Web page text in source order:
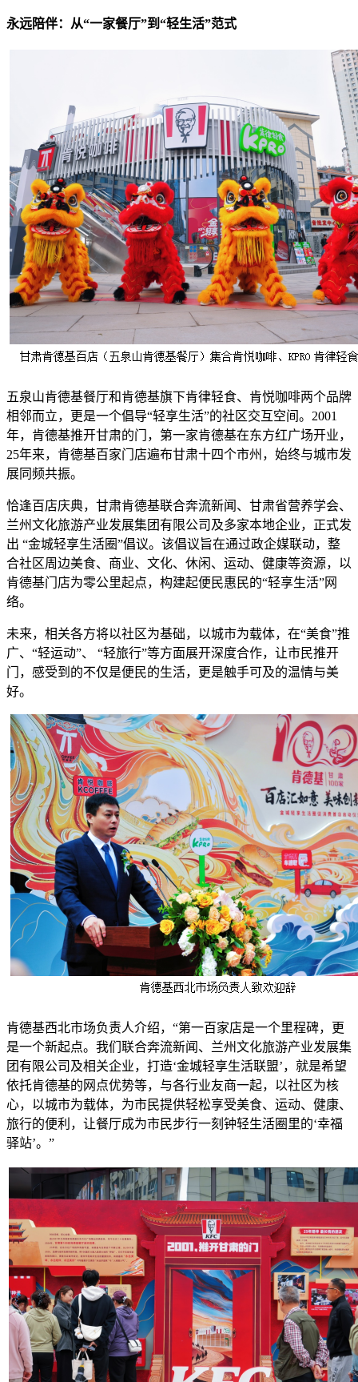
永远陪伴：从“一家餐厅”到“轻生活”范式
五泉山肯德基餐厅和肯德基旗下肯律轻食、肯悦咖啡两个品牌
相邻而立，更是一个倡导“轻享生活”的社区交互空间。2001
年，肯德基推开甘肃的门，第一家肯德基在东方红广场开业，
25年来，肯德基百家门店遍布甘肃十四个市州，始终与城市发
展同频共振。
恰逢百店庆典，甘肃肯德基联合奔流新闻、甘肃省营养学会、
兰州文化旅游产业发展集团有限公司及多家本地企业，正式发
出 “金城轻享生活圈”倡议。该倡议旨在通过政企媒联动，整
合社区周边美食、商业、文化、休闲、运动、健康等资源，以
肯德基门店为零公里起点，构建起便民惠民的“轻享生活”网
络。
未来，相关各方将以社区为基础，以城市为载体，在“美食”推
广、“轻运动”、 “轻旅行”等方面展开深度合作，让市民推开
门，感受到的不仅是便民的生活，更是触手可及的温情与美
好。
肯德基西北市场负责人介绍，“第一百家店是一个里程碑，更
是一个新起点。我们联合奔流新闻、兰州文化旅游产业发展集
团有限公司及相关企业，打造‘金城轻享生活联盟’，就是希望
依托肯德基的网点优势等，与各行业友商一起，以社区为核
心，以城市为载体，为市民提供轻松享受美食、运动、健康、
旅行的便利，让餐厅成为市民步行一刻钟轻生活圈里的‘幸福
驿站’。”